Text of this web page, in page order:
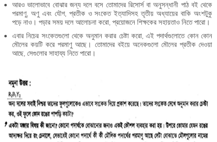
আরও ভালোভাবে বোঝার জন্য দলে বসে তোমাদের রিসোর্স বা অনুসন্ধানী পাঠ বই থেকে
পরমাণু, অণু এবং যৌগ, প্রতীক ও সংকেত ইত্যাদিসহ তৃতীয় অধ্যায়ের বাকি অংশটুকু
পড়ে নাও। পড়ার সময় দলে আলোচনা করো, প্রয়োজনে শিক্ষকের সহায়তাও নিতে পারো।
এবার নিচের সংকেতগুলো থেকে অনুমান করার চেষ্টা করো, এই পদার্থগুলোতে কোন কোন
মৌলের কয়টি করে পরমাণু আছে। তোমাদের বইয়ে অনেকগুলো মৌলের প্রতীক দেওয়া
আছে, সেগুলোর সাহায্য নিতে পারো।